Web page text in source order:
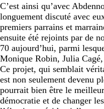
C’est ainsi qu’avec
longuement discuté avec
premiers parrains et
ensuite été rejoints par de
70 aujourd’hui, parmi
Monique Robin, Julia
Ce projet, qui semblait
est non seulement devenu
pourrait bien être le
démocratie et de changer